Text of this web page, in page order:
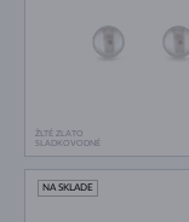
ŽLTÉ ZLATO
SLADKOVODNÉ
NA SKLADE